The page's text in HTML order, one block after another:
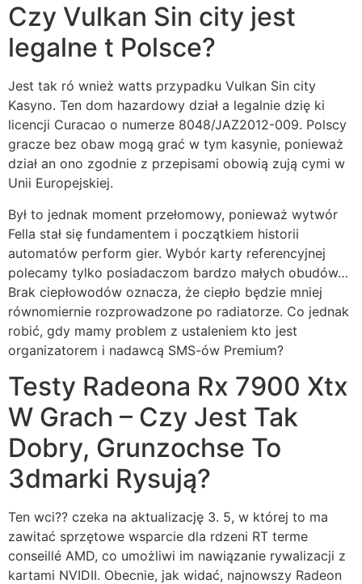
Czy Vulkan Sin city jest
legalne t Polsce?
Jest tak ró wnież watts przypadku Vulkan Sin city
Kasyno. Ten dom hazardowy dział a legalnie dzię ki
licencji Curacao o numerze 8048/JAZ2012-009. Polscy
gracze bez obaw mogą grać w tym kasynie, ponieważ
dział an ono zgodnie z przepisami obowią zują cymi w
Unii Europejskiej.
Był to jednak moment przełomowy, ponieważ wytwór
Fella stał się fundamentem i początkiem historii
automatów perform gier. Wybór karty referencyjnej
polecamy tylko posiadaczom bardzo małych obudów…
Brak ciepłowodów oznacza, że ciepło będzie mniej
równomiernie rozprowadzone po radiatorze. Co jednak
robić, gdy mamy problem z ustaleniem kto jest
organizatorem i nadawcą SMS-ów Premium?
Testy Radeona Rx 7900 Xtx
W Grach – Czy Jest Tak
Dobry, Grunzochse To
3dmarki Rysują?
Ten wci?? czeka na aktualizację 3. 5, w której to ma
zawitać sprzętowe wsparcie dla rdzeni RT terme
conseillé AMD, co umożliwi im nawiązanie rywalizacji z
kartami NVIDII. Obecnie, jak widać, najnowszy Radeon